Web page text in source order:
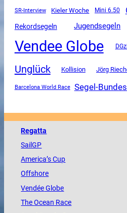
SR-Interview Kieler Woche Mini 6.50
Rekordsegeln Jugendsegeln
Vendee Globe
Unglück Kollision Jörg
Barcelona World Race Segel-
Regatta
SailGP
America’s Cup
Offshore
VendéeGlobe
TheOcean Race